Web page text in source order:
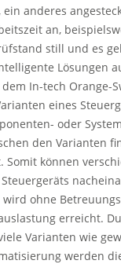
anderes
an,
still und es
Lösungen
In-tech Orange-
eines
oder
den Varianten
können
ohne
erreicht.
Varianten wie
werden